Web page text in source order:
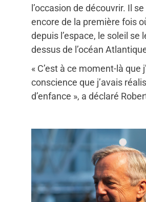
l’occasion de découvrir. Il
encore de la première fois
depuis l’espace, le soleil se
dessus de l’océan
« C’est à ce moment-là que
conscience que j’avais
d’enfance », a déclaré